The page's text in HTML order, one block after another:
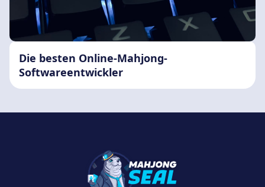
Die besten Online-Mahjong-
Softwareentwickler